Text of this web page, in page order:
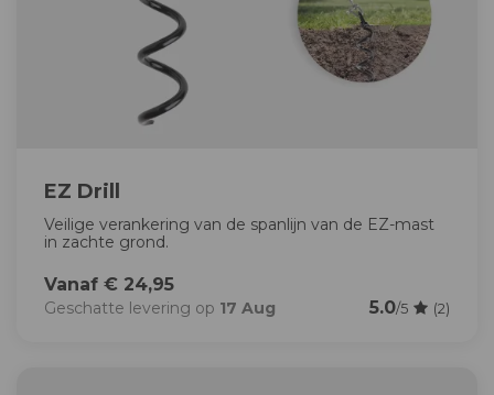
EZ Drill
Veilige verankering van de spanlijn van de EZ-mast
in zachte grond.
Vanaf € 24,95
Geschatte levering op 17 Aug 5.0/5 (2)